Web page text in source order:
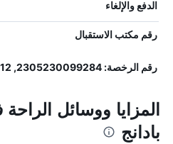
الدفع والإلغاء
رقم مكتب الاستقبال
رقم الرخصة: 2305230099284, 55112
المزايا ووسائل
بادانج